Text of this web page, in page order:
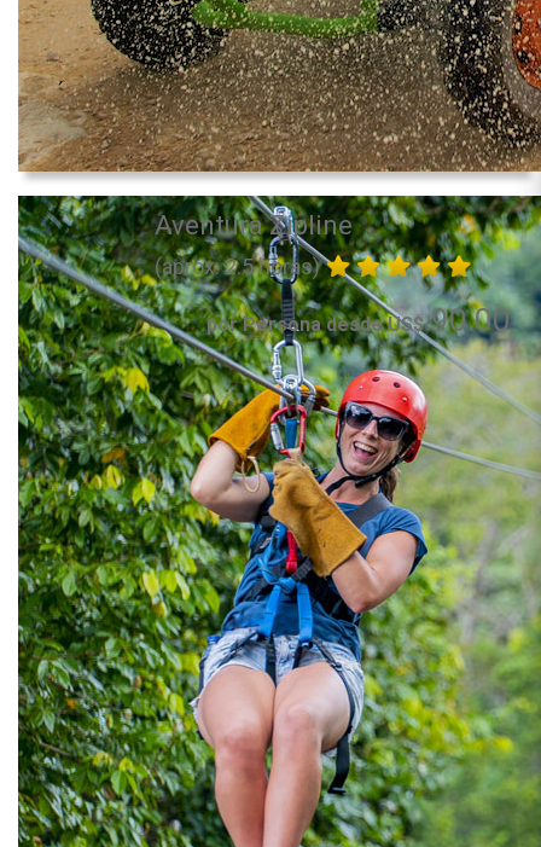
Aventura Zipline
(aprox. 2.5 horas)
por Persona desde US$90.00